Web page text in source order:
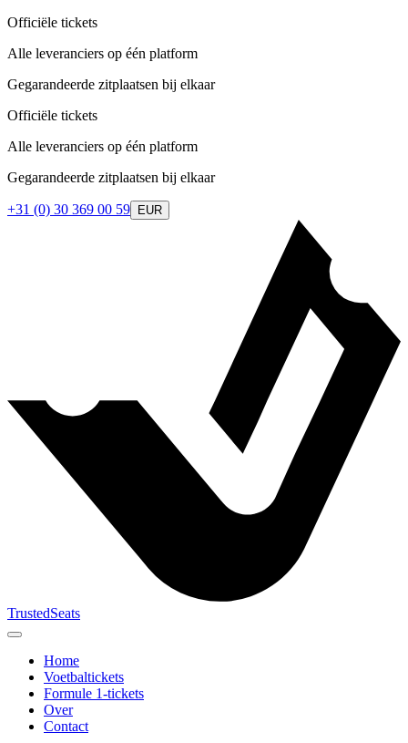
Officiële tickets
Alle leveranciers op één platform
Gegarandeerde zitplaatsen bij elkaar
Officiële tickets
Alle leveranciers op één platform
Gegarandeerde zitplaatsen bij elkaar
+31 (0) 30 369 00 59 EUR
TrustedSeats
Home
Voetbaltickets
Formule 1-tickets
Over
Contact